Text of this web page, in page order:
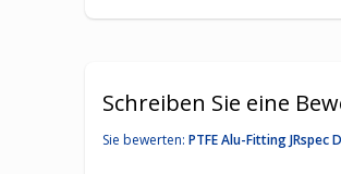
Schreiben Sie eine
Sie bewerten: PTFE Alu-Fitting